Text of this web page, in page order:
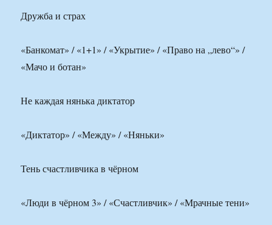
Дружба и страх
«Банкомат» / «1+1» / «Укрытие» / «Право на „лево“» /
«Мачо и ботан»
Не каждая нянька диктатор
«Диктатор» / «Между» / «Няньки»
Тень счастливчика в чёрном
«Люди в чёрном 3» / «Счастливчик» / «Мрачные тени»